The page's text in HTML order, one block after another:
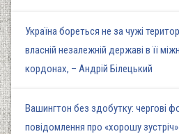
Україна бореться не за чужі
власній незалежній державі в її
кордонах, – Андрій Білецький
Вашингтон без здобутку: чергові
повідомлення про «хорошу